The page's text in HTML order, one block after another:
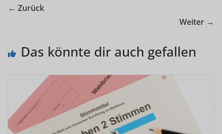
← Zurück
Weiter →
Das könnte dir auch gefallen